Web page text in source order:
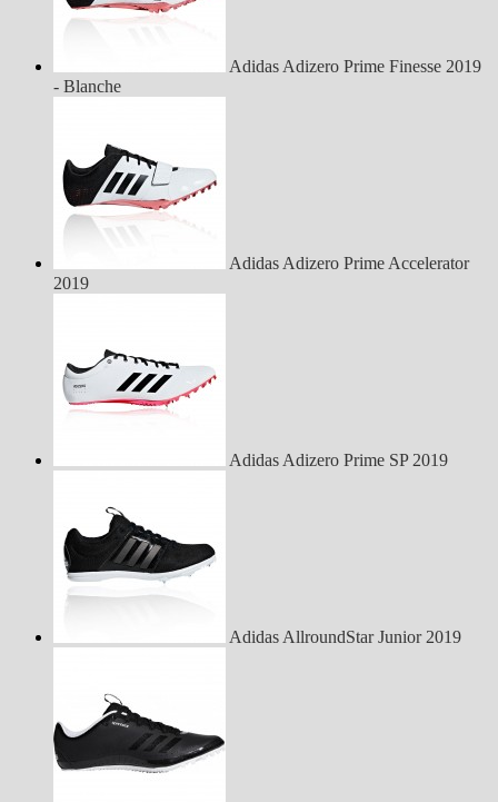
Adidas Adizero Prime Finesse 2019
- Blanche
Adidas Adizero Prime Accelerator
2019
Adidas Adizero Prime SP 2019
Adidas AllroundStar Junior 2019